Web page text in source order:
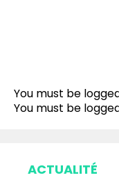
You must be
You must be
ACTUALITÉ